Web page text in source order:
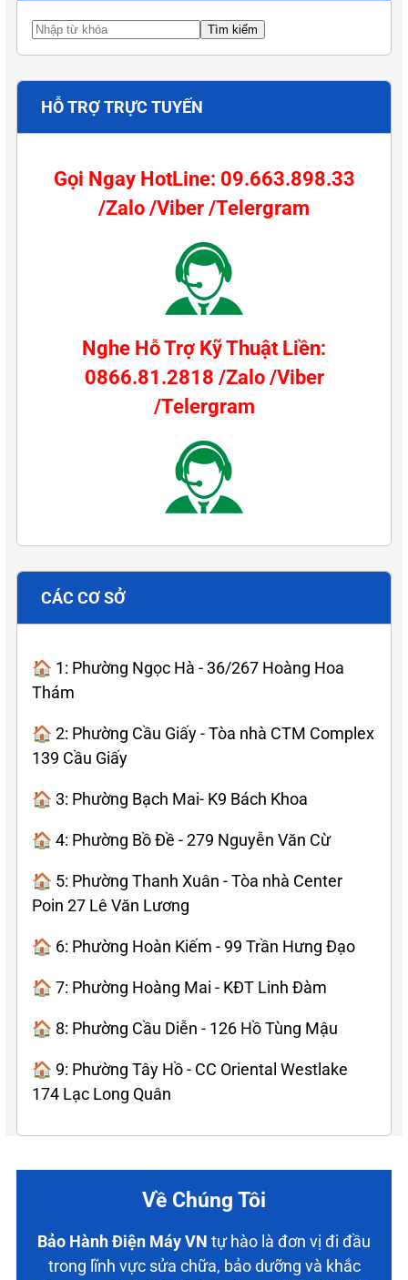
HỖ TRỢ TRỰC TUYẾN
Gọi Ngay HotLine: 09.663.898.33
/Zalo /Viber /Telergram
Nghe Hỗ Trợ Kỹ Thuật Liền:
0866.81.2818 /Zalo /Viber
/Telergram
CÁC CƠ SỞ
🏠 1: Phường Ngọc Hà - 36/267 Hoàng Hoa
Thám
🏠 2: Phường Cầu Giấy - Tòa nhà CTM Complex
139 Cầu Giấy
🏠 3: Phường Bạch Mai- K9 Bách Khoa
🏠 4: Phường Bồ Đề - 279 Nguyễn Văn Cừ
🏠 5: Phường Thanh Xuân - Tòa nhà Center
Poin 27 Lê Văn Lương
🏠 6: Phường Hoàn Kiếm - 99 Trần Hưng Đạo
🏠 7: Phường Hoàng Mai - KĐT Linh Đàm
🏠 8: Phường Cầu Diễn - 126 Hồ Tùng Mậu
🏠 9: Phường Tây Hồ - CC Oriental Westlake
174 Lạc Long Quân
Về Chúng Tôi
Bảo Hành Điện Máy VN tự hào là đơn vị đi đầu
trong lĩnh vực sửa chữa, bảo dưỡng và khắc